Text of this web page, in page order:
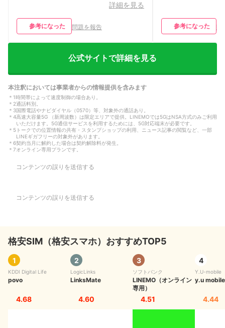
詳細を見る
参考になった 問題を報告 参考になった
公式サイトで詳細を見る
本注釈においては事業者からの情報提供を含みます
＊ 1時間帯によって速度制御の場合あり。
＊ 2通話料別。
＊ 3国際電話やナビダイヤル（0570）等、対象外の通話あり。
＊ 4高速大容量5G （新周波数）は限定エリアで提供。LINEMOでは5GはNSA方式のみご利用
いただけます。5G通信サービスを利用するためには、5G対応端末が必要です。
＊ 5 トークでの位置情報の共有・スタンプショップの利用、ニュース記事の閲覧など、一部
LINEギガフリーの対象外があります。
＊ 6契約当月に解約した場合は契約解除料が発生。
＊ 7オンライン専用プランです。
コンテンツの誤りを送信する
コンテンツの誤りを送信する
格安SIM（格安スマホ）おすすめTOP5
1
KDDI Digital Life
povo
4.68
2
LogicLinks
LinksMate
4.60
3
ソフトバンク
LINEMO（オンライン
専用）
4.51
4
Y.U-mobile
y.u mobile
4.44